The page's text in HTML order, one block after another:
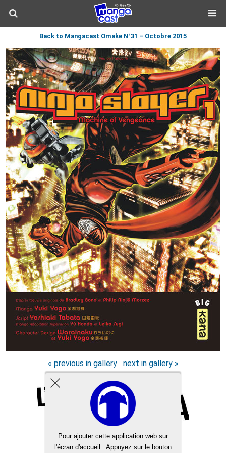
Back to Mangacast Omake N°31 – Octobre 2015
« previous in gallery next in gallery »